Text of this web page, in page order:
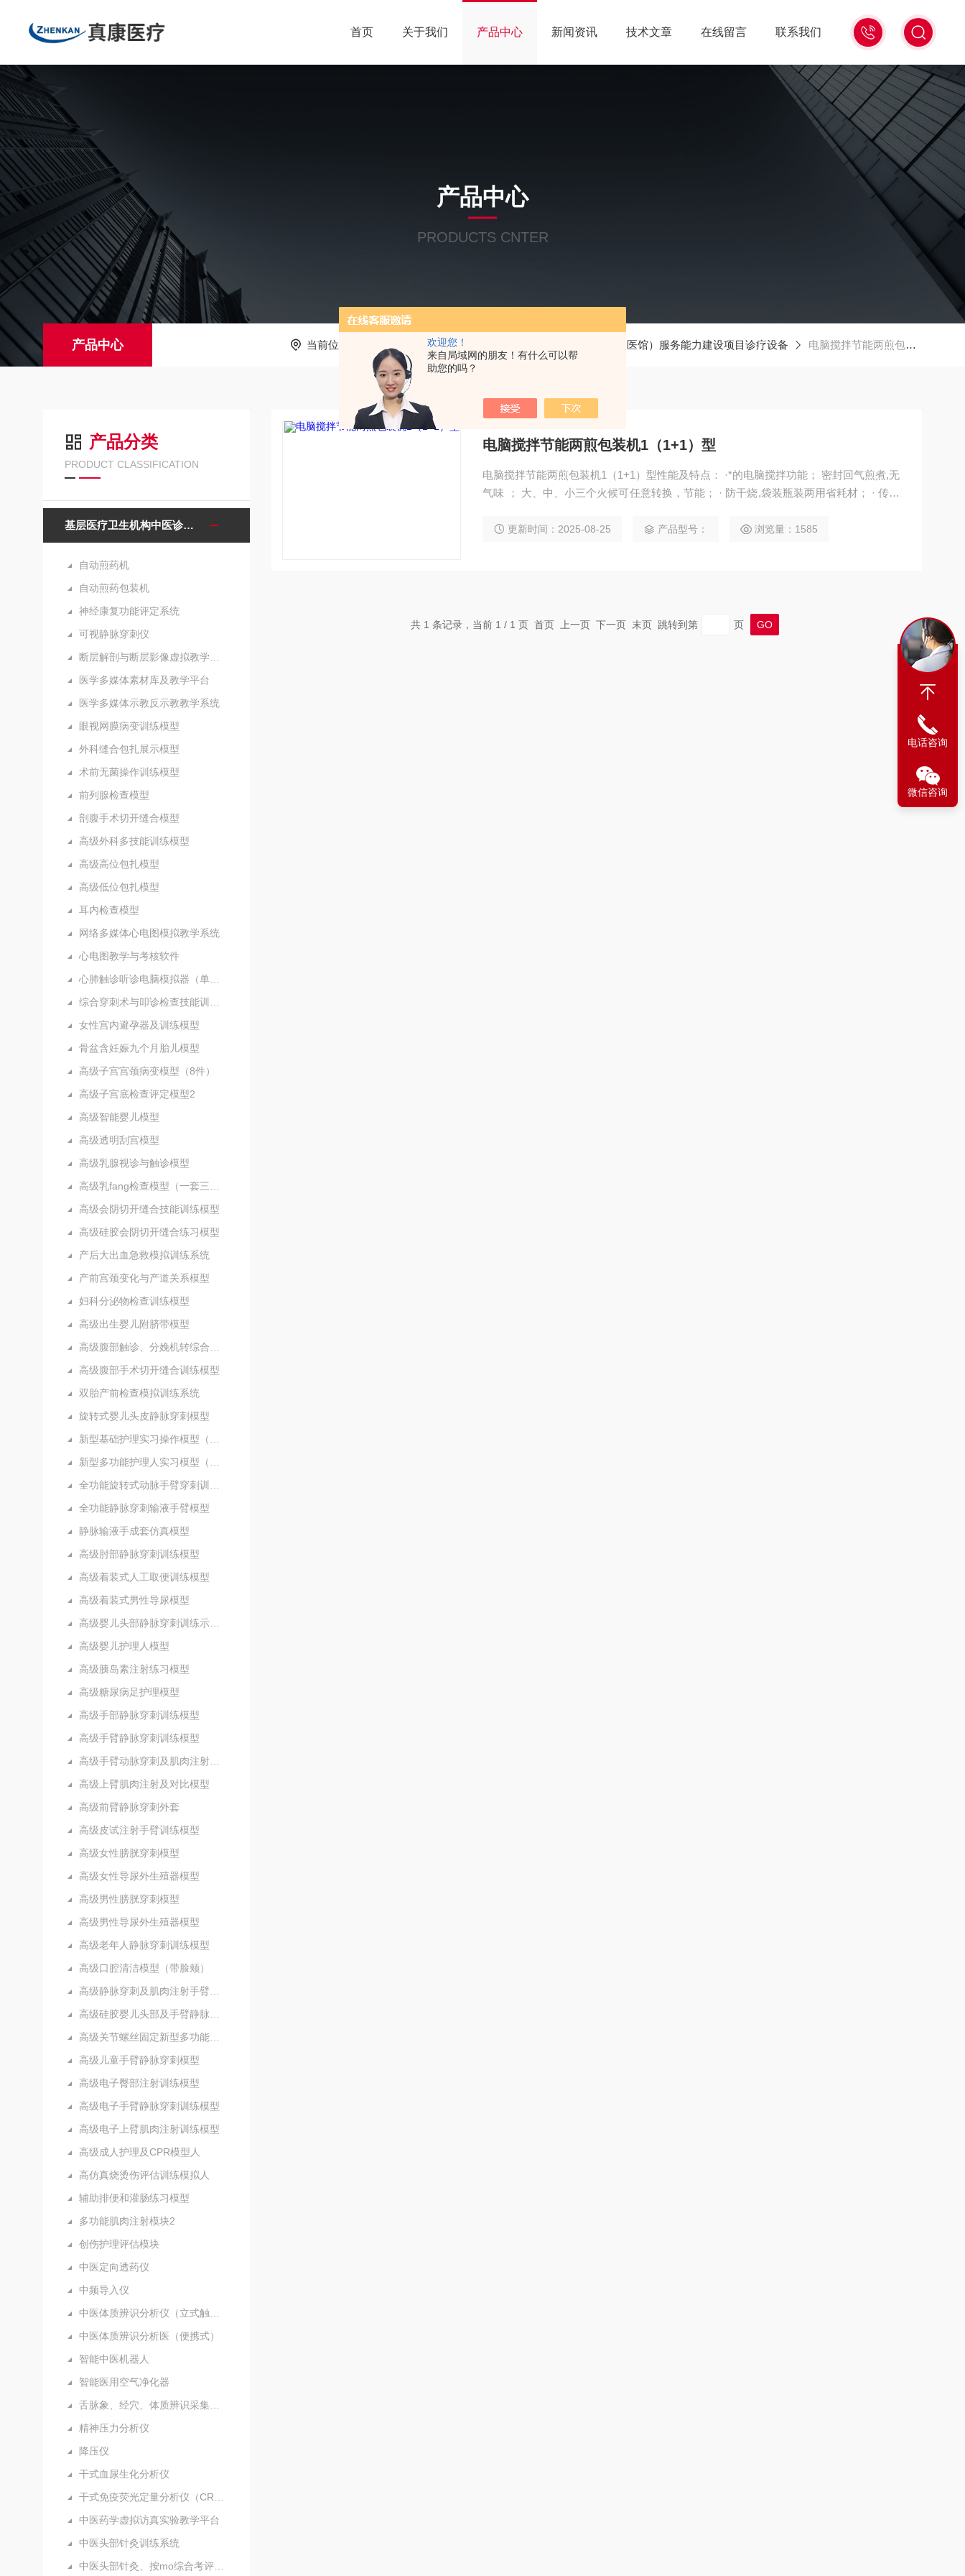
欢迎您！
来自局域网的朋友！有什么可以帮
助您的吗？
021-
56528785
首页 关于我们 产品中心 新闻资讯 技术文章 在线留言 联系我们
产品中心
PRODUCTS CNTER
产品中心 当前位置： 产品中心 基层医疗卫生机构中医诊疗区（中医馆）服务能力建设项目诊疗设备 电脑搅拌节能两煎包装机1（1+1）型
产品分类
PRODUCT CLASSIFICATION
基层医疗卫生机构中医诊疗区（中医馆）服务能力建设项目诊疗设备
自动煎药机
自动煎药包装机
神经康复功能评定系统
可视静脉穿刺仪
医学多媒体素材库及教学平台
医学多媒体示教反示教教学系统
眼视网膜病变训练模型
外科缝合包扎展示模型
术前无菌操作训练模型
前列腺检查模型
剖腹手术切开缝合模型
高级外科多技能训练模型
高级高位包扎模型
高级低位包扎模型
耳内检查模型
网络多媒体心电图模拟教学系统
心电图教学与考核软件
女性宫内避孕器及训练模型
骨盆含妊娠九个月胎儿模型
高级子宫宫颈病变模型（8件）
高级子宫底检查评定模型2
高级智能婴儿模型
高级透明刮宫模型
高级乳腺视诊与触诊模型
高级会阴切开缝合技能训练模型
高级硅胶会阴切开缝合练习模型
产后大出血急救模拟训练系统
产前宫颈变化与产道关系模型
妇科分泌物检查训练模型
高级出生婴儿附脐带模型
高级腹部手术切开缝合训练模型
双胎产前检查模拟训练系统
旋转式婴儿头皮静脉穿刺模型
全功能静脉穿刺输液手臂模型
静脉输液手成套仿真模型
高级肘部静脉穿刺训练模型
高级着装式人工取便训练模型
高级着装式男性导尿模型
高级婴儿护理人模型
高级胰岛素注射练习模型
高级糖尿病足护理模型
高级手部静脉穿刺训练模型
高级手臂静脉穿刺训练模型
高级上臂肌肉注射及对比模型
高级前臂静脉穿刺外套
高级皮试注射手臂训练模型
高级女性膀胱穿刺模型
高级女性导尿外生殖器模型
高级男性膀胱穿刺模型
高级男性导尿外生殖器模型
高级老年人静脉穿刺训练模型
高级口腔清洁模型（带脸颊）
高级儿童手臂静脉穿刺模型
高级电子臀部注射训练模型
高级电子手臂静脉穿刺训练模型
高级电子上臂肌肉注射训练模型
高级成人护理及CPR模型人
高仿真烧烫伤评估训练模拟人
辅助排便和灌肠练习模型
多功能肌肉注射模块2
创伤护理评估模块
中医定向透药仪
中频导入仪
中医体质辨识分析医（便携式）
智能中医机器人
智能医用空气净化器
精神压力分析仪
降压仪
干式血尿生化分析仪
中医药学虚拟访真实验教学平台
中医头部针灸训练系统
电脑搅拌节能两煎包装机1（1+1）型
电脑搅拌节能两煎包装机1（1+1）型性能及特点： ·*的电脑搅拌功能； 密封回气煎煮,无
气味 ； 大、中、小三个火候可任意转换，节能； · 防干烧,袋装瓶装两用省耗材； · 传统
更新时间：2025-08-25 产品型号： 浏览量：1585
共 1 条记录，当前 1 / 1 页 首页 上一页 下一页 末页 跳转到第 页
电话咨询
微信咨询